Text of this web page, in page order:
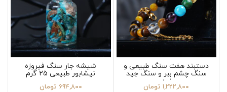
دستبند هفت سنگ طبیعی و
سنگ چشم ببر و سنگ جید
زرد
1,222,800 تومان
شیشه جار سنگ فیروزه
نیشابور طبیعی 25 گرم
694,800 تومان